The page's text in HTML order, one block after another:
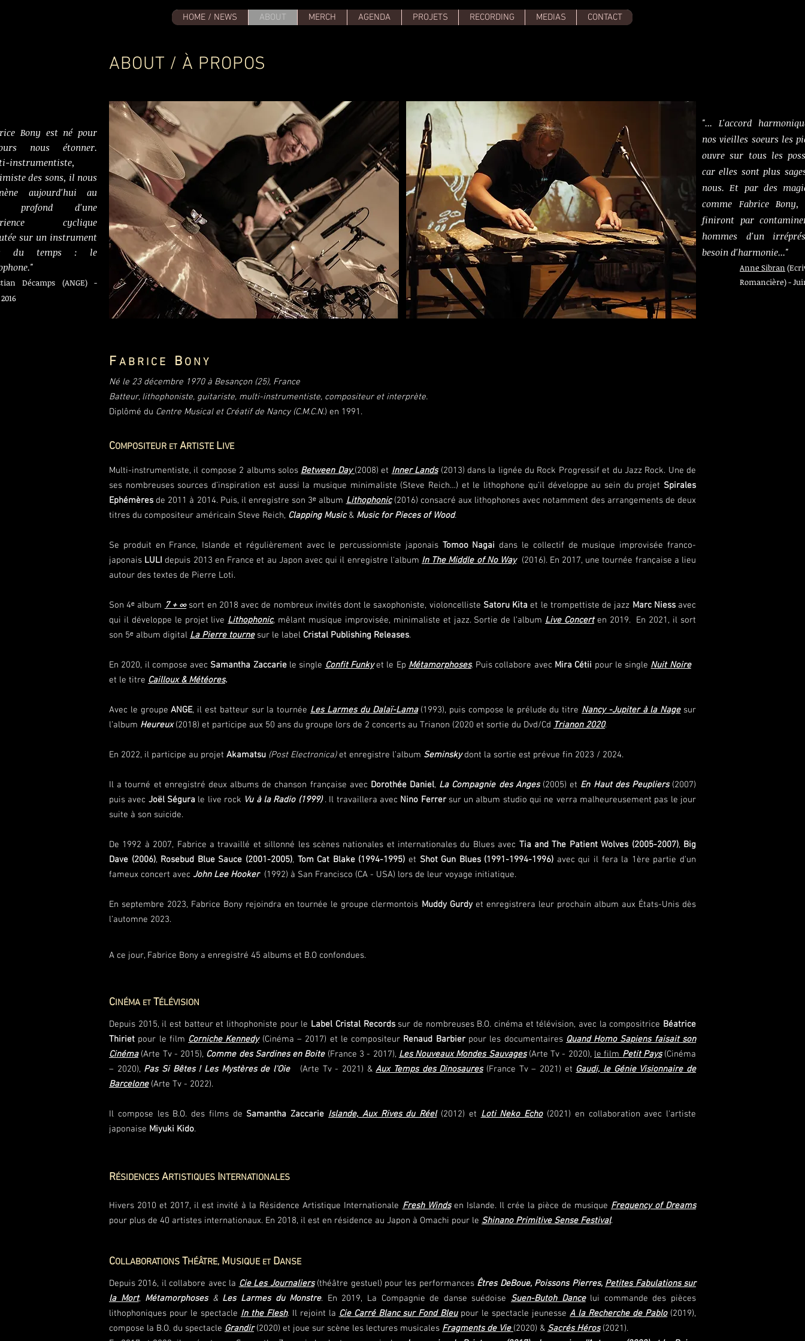
HOME / NEWS ABOUT MERCH AGENDA PROJETS RECORDING MEDIAS CONTACT
ABOUT / À PROPOS
Bony est né pour
nous étonner.
instrumentiste,
des sons, il nous
aujourd'hui au
profond d'une
cyclique
sur un instrument
du temps : le
Décamps (ANGE) -
"... L'accord
nos vieilles soeurs les
ouvre sur tous les
car elles sont plus
nous. Et par des
comme Fabrice Bony,
finiront par
hommes d'un
besoin d'harmonie..."
Anne Sibran
Romancière) -
F A B R I C E B O N Y
Né le 23 décembre 1970 à Besançon (25), France
Batteur, lithophoniste, guitariste, multi-instrumentiste, compositeur et interprète.
Diplômé du Centre Musical et Créatif de Nancy (C.M.C.N.) en 1991.
COMPOSITEUR ET ARTISTE LIVE
Multi-instrumentiste, il compose 2 albums solos Between Day (2008) et Inner Lands(2013) dans la lignée du Rock Progressif et du Jazz Rock. Une de
ses nombreuses sources d’inspiration est aussi la musique minimaliste (Steve Reich…) et le lithophone qu’il développe au sein du projet Spirales
Ephémères de 2011 à 2014. Puis, il enregistre son 3ᵉ album Lithophonic (2016) consacré aux lithophones avec notamment des arrangements de deux
titres du compositeur américain Steve Reich, Clapping Music& Music for Pieces of Wood.
Se produit en France, Islande et régulièrement avec le percussionniste japonais Tomoo Nagai dans le collectif de musique improvisée franco-
japonais LULI depuis 2013 en France et au Japon avec qui il enregistre l'album In The Middle of No Way(2016). En 2017, une tournée française a lieu
autour des textes de Pierre Loti.
Son 4ᵉ album 7 + ∞sort en 2018 avec de nombreux invités dont le saxophoniste, violoncelliste Satoru Kita et le trompettiste de jazz Marc Niessavec
qui il développe le projet live Lithophonic, mêlant musique improvisée, minimaliste et jazz. Sortie de l’album Live Concerten 2019. En 2021, il sort
son 5ᵉ album digital La Pierre tournesur le label Cristal Publishing Releases.
En 2020, il compose avec Samantha Zaccariele single Confit Funkyet le Ep Métamorphoses. Puis collabore avec Mira Cétii pour le single Nuit Noire
et le titre Cailloux & Météores.
Avec le groupeANGE, il est batteur sur la tournée Les Larmes du Dalaï-Lama(1993), puis compose le prélude du titre Nancy -Jupiter à la Nagesur
l’album Heureux(2018) et participe aux 50 ans du groupe lors de 2 concerts au Trianon (2020 et sortie du Dvd/Cd Trianon 2020.
En 2022, il participe au projet Akamatsu (Post Electronica)et enregistre l’album Seminskydont la sortie est prévue fin 2023 / 2024.
Il a tourné et enregistré deux albums de chanson française avec Dorothée Daniel, La Compagnie des Anges(2005) et En Haut des Peupliers(2007)
puis avec Joël Ségura le live rock Vu à la Radio (1999). Il travaillera avec Nino Ferrersur un album studio qui ne verra malheureusement pas le jour
suite à son suicide.
De 1992 à 2007, Fabrice a travaillé et sillonné les scènes nationales et internationales du Blues avec Tia and The Patient Wolves (2005-2007), Big
Dave (2006), Rosebud Blue Sauce (2001-2005), Tom Cat Blake (1994-1995) et Shot Gun Blues (1991-1994-1996) avec qui il fera la 1ère partie d'un
fameux concert avec John Lee Hooker(1992) à San Francisco (CA - USA) lors de leur voyage initiatique.
En septembre 2023, Fabrice Bony rejoindra en tournée le groupe clermontois Muddy Gurdyet enregistrera leur prochain album aux États-Unis dès
l’automne 2023.
A ce jour, Fabrice Bony a enregistré 45 albums et B.O confondues.
CINÉMA ET TÉLÉVISION
Depuis 2015, il est batteur et lithophoniste pour le Label Cristal Recordssur de nombreuses B.O. cinéma et télévision, avec la compositrice Béatrice
Thiriet pour le film Corniche Kennedy(Cinéma – 2017) et le compositeur Renaud Barbierpour les documentaires Quand Homo Sapiens faisait son
Cinéma(Arte Tv - 2015), Comme des Sardines en Boite(France 3 - 2017), Les Nouveaux Mondes Sauvages(Arte Tv - 2020), le film Petit Pays(Cinéma
– 2020), Pas Si Bêtes ! Les Mystères de l'Oie(Arte Tv - 2021) &Aux Temps des Dinosaures(France Tv – 2021) et Gaudi, le Génie Visionnaire de
Barcelone (Arte Tv - 2022).
Il compose les B.O. des films de Samantha Zaccarie Islande, Aux Rives du Réel(2012) et Loti Neko Echo(2021) en collaboration avec l'artiste
japonaise Miyuki Kido.
RÉSIDENCES ARTISTIQUES INTERNATIONALES
Hivers 2010 et 2017, il est invité à la Résidence Artistique Internationale Fresh Windsen Islande.Il crée la pièce de musique Frequency of Dreams
pour plus de 40 artistes internationaux. En 2018, il est en résidence au Japon à Omachi pour le Shinano Primitive Sense Festival.
COLLABORATIONS THÉÂTRE, MUSIQUE ET DANSE
Depuis 2016, il collabore avec la Cie Les Journaliers(théâtre gestuel) pour les performances Êtres DeBoue, Poissons Pierres, Petites Fabulations sur
la Mort, Métamorphoses & Les Larmes du Monstre. En 2019, La Compagnie de danse suédoise Suen-Butoh Dancelui commande des pièces
lithophoniques pour le spectacle In the Flesh. Il rejoint la Cie Carré Blanc sur Fond Bleupour le spectacle jeunesseA la Recherche de Pablo(2019),
compose la B.O. du spectacle Grandir(2020) et joue sur scène les lectures musicales Fragments de Vie (2020) & Sacrés Héros(2021).